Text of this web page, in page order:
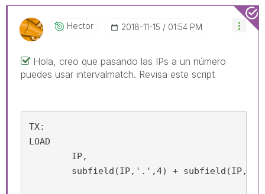
Hector ‎2018-11-15 01:54 PM
Hola, creo que pasando las IPs a un número
puedes usar intervalmatch. Revisa este script
TX:
LOAD